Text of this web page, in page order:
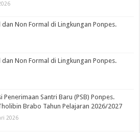
Non Formal di Lingkungan Ponpes.
Non Formal di Lingkungan Ponpes.
Penerimaan Santri Baru (PSB) Ponpes.
Brabo Tahun Pelajaran 2026/2027
2026